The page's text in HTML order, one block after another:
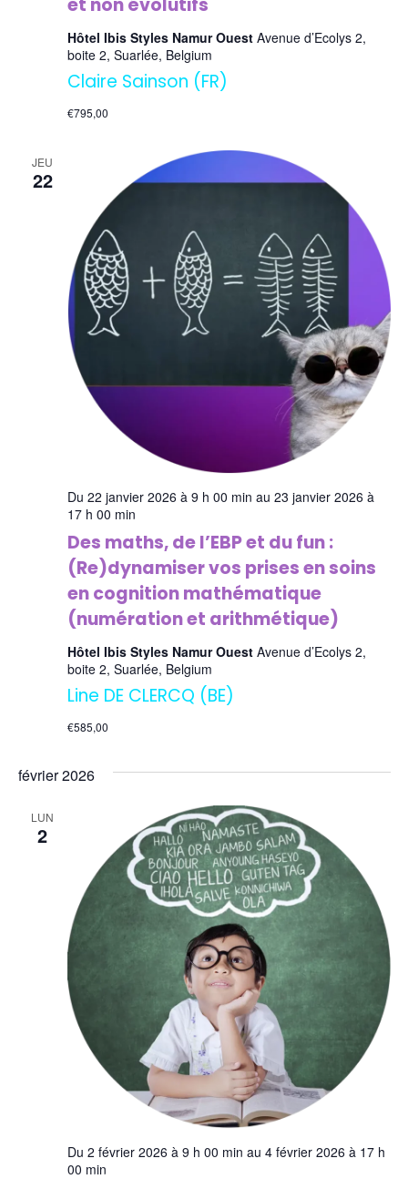
et non évolutifs
Hôtel Ibis Styles Namur Ouest Avenue d’Ecolys 2,
boite 2, Suarlée, Belgium
Claire Sainson (FR)
€795,00
JEU
22
Du 22 janvier 2026 à 9 h 00 min au 23 janvier 2026 à
17 h 00 min
Des maths, de l’EBP et du fun :
(Re)dynamiser vos prises en soins
en cognition mathématique
(numération et arithmétique)
Hôtel Ibis Styles Namur Ouest Avenue d’Ecolys 2,
boite 2, Suarlée, Belgium
Line DE CLERCQ (BE)
€585,00
février 2026
LUN
2
Du 2 février 2026 à 9 h 00 min au 4 février 2026 à 17 h
00 min